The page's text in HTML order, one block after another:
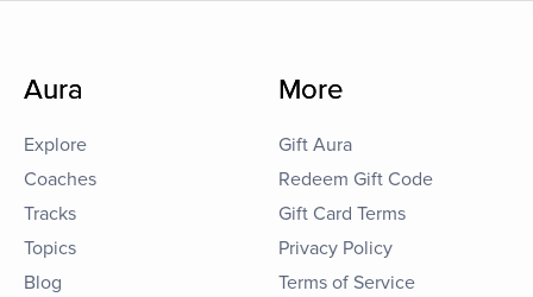
Aura
Explore
Coaches
Tracks
Topics
Blog
More
Gift Aura
Redeem Gift Code
Gift Card Terms
Privacy Policy
Terms of Service